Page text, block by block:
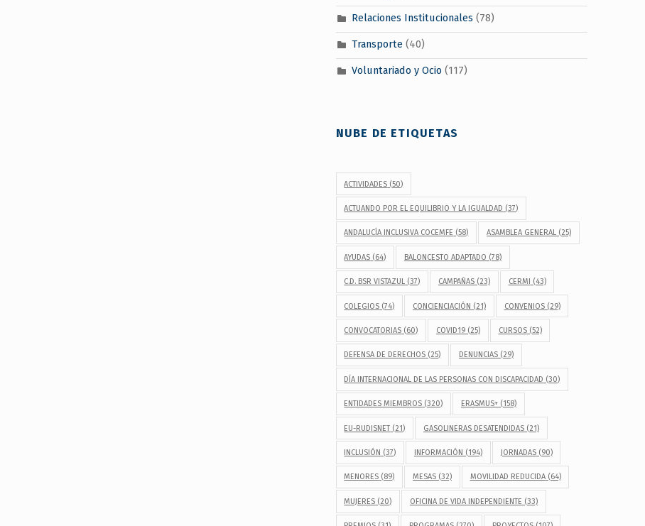
Relaciones Institucionales (78)
Transporte(40)
Voluntariado y Ocio (117)
NUBE DE ETIQUETAS
ACTIVIDADES (50)
ACTUANDO POR EL EQUILIBRIO Y LA IGUALDAD (37)
ANDALUCÍA INCLUSIVA COCEMFE (58) ASAMBLEA GENERAL(25)
AYUDAS (64) BALONCESTO ADAPTADO (78)
C.D. BSR VISTAZUL (37) CAMPAÑAS(23) CERMI (43)
COLEGIOS (74) CONCIENCIACIÓN (21) CONVENIOS(29)
CONVOCATORIAS (60) COVID19(25) CURSOS(52)
DEFENSA DE DERECHOS (25) DENUNCIAS(29)
DÍA INTERNACIONAL DE LAS PERSONAS CON DISCAPACIDAD (30)
ENTIDADES MIEMBROS (320) ERASMUS+(158)
EU-RUDISNET (21) GASOLINERAS DESATENDIDAS(21)
INCLUSIÓN (37) INFORMACIÓN (194) JORNADAS(90)
MENORES (89) MESAS(32) MOVILIDAD REDUCIDA(64)
MUJERES (20) OFICINA DE VIDA INDEPENDIENTE (33)